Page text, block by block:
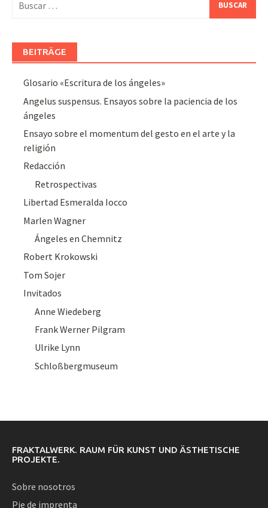
BEITRÄGE
Glosario «Escritura de los ángeles»
Angelus suspensus. Ensayos sobre la paciencia de los
ángeles
Ensayo sobre el momentum del gesto en el arte y la
religión
Redacción
Retrospectivas
Libertad Esmeralda Iocco
Marlen Wagner
Ángeles en Chemnitz
Robert Krokowski
Tom Sojer
Invitados
Anne Wiedeberg
Frank Werner Pilgram
Ulrike Lynn
Schloßbergmuseum
FRAKTALWERK. RAUM FÜR KUNST UND ÄSTHETISCHE
PROJEKTE.
Sobre nosotros
Pie de imprenta